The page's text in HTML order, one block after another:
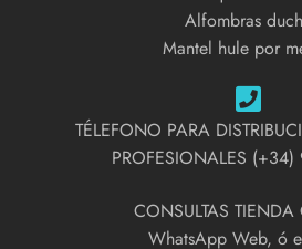
Alfombras
Mantel hule por
TÉLEFONO PARA
PROFESIONALES
CONSULTAS
WhatsApp Web, ó